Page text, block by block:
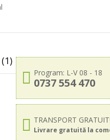
Program: L-V 08 - 18
0737 554 470
TRANSPORT GRATUIT!
Livrare gratuită la